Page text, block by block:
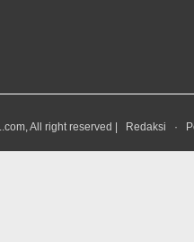
All right reserved | Redaksi ·